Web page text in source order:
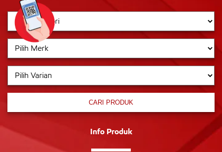
CARI PRODUK
Info Produk